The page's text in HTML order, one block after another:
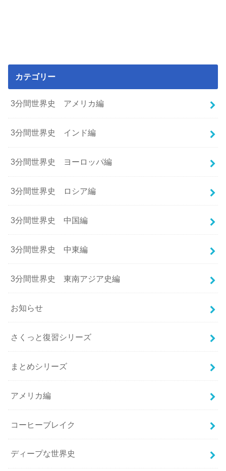
カテゴリー
3分間世界史 アメリカ編
3分間世界史 インド編
3分間世界史 ヨーロッパ編
3分間世界史 ロシア編
3分間世界史 中国編
3分間世界史 中東編
3分間世界史 東南アジア史編
お知らせ
さくっと復習シリーズ
まとめシリーズ
アメリカ編
コーヒーブレイク
ディープな世界史